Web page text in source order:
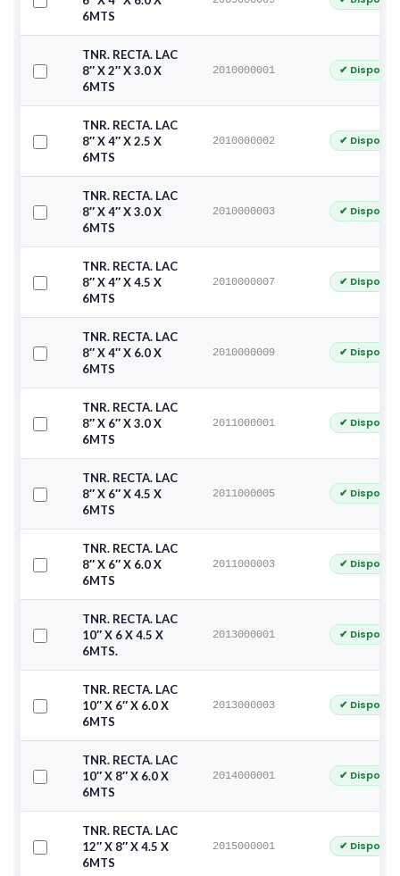
6MTS
TNR. RECTA. LAC
8″ X 2″ X 3.0 X
6MTS
2010000001 ✔
TNR. RECTA. LAC
8″ X 4″ X 2.5 X
6MTS
2010000002 ✔
TNR. RECTA. LAC
8″ X 4″ X 3.0 X
6MTS
2010000003 ✔
TNR. RECTA. LAC
8″ X 4″ X 4.5 X
6MTS
2010000007 ✔
TNR. RECTA. LAC
8″ X 4″ X 6.0 X
6MTS
2010000009 ✔
TNR. RECTA. LAC
8″ X 6″ X 3.0 X
6MTS
2011000001 ✔
TNR. RECTA. LAC
8″ X 6″ X 4.5 X
6MTS
2011000005 ✔
TNR. RECTA. LAC
8″ X 6″ X 6.0 X
6MTS
2011000003 ✔
TNR. RECTA. LAC
10″ X 6 X 4.5 X
6MTS.
2013000001 ✔
TNR. RECTA. LAC
10″ X 6″ X 6.0 X
6MTS
2013000003 ✔
TNR. RECTA. LAC
10″ X 8″ X 6.0 X
6MTS
2014000001 ✔
TNR. RECTA. LAC
12″ X 8″ X 4.5 X
6MTS
2015000001 ✔